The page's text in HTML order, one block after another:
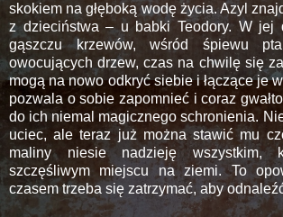
skokiem na głęboką wodę życia. Azyl
z dzieciństwa – u babki Teodory. W jej
gąszczu krzewów, wśród śpiewu
owocujących drzew, czas na chwilę się
mogą na nowo odkryć siebie i łączące je
pozwala o sobie zapomnieć i coraz
do ich niemal magicznego schronienia.
uciec, ale teraz już można stawić mu
maliny niesie nadzieję wszystkim,
szczęśliwym miejscu na ziemi. To
czasem trzeba się zatrzymać, aby